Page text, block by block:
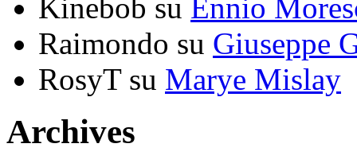
Kinebob su Ennio
Raimondo su Giuseppe
RosyTsu Marye Mislay
Archives